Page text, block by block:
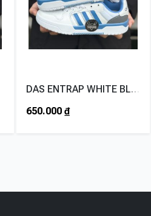
DAS ENTRAP WHITE BLUE
650.000 ₫